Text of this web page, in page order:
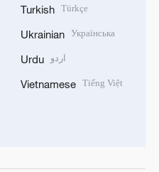
Turkish Türkçe
Ukrainian Українська
Urdu اردو
Vietnamese Tiếng Việt